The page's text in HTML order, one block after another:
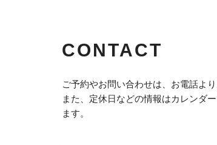
CONTACT
ご予約やお問い合わせは、お電話より
また、定休日などの情報はカレンダ
ます。